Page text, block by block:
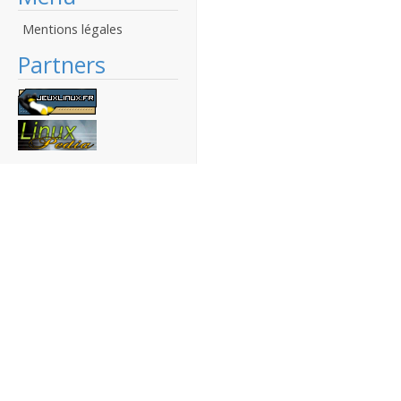
Mentions légales
Partners